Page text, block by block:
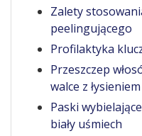
Zalety
peelingującego
Profilaktyka
Przeszczep
walce z łysieniem
Paski
biały uśmiech